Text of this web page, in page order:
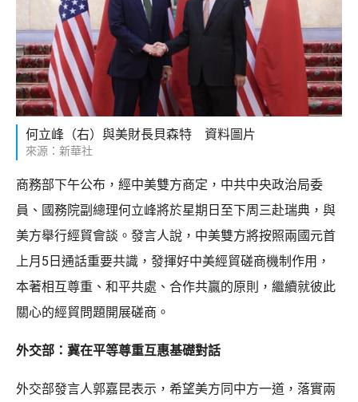
何立峰（右）與美財長貝森特 資料圖片
來源：新華社
商務部下午公布，經中美雙方商定，中共中央政治局委
員、國務院副總理何立峰將於星期日至下周三赴瑞典，與
美方舉行經貿會談。發言人說，中美雙方將按照兩國元首
上月5日通話重要共識，發揮好中美經貿磋商機制作用，
本著相互尊重、和平共處、合作共贏的原則，繼續就彼此
關心的經貿問題開展磋商。
外交部：冀在平等尊重互惠基礎對話
外交部發言人郭嘉昆表示，希望美方同中方一道，落實兩